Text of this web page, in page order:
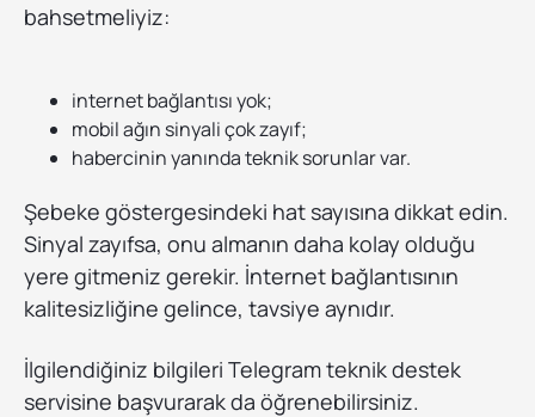
bahsetmeliyiz:
internet bağlantısı yok;
mobil ağın sinyali çok zayıf;
habercinin yanında teknik sorunlar var.
Şebeke göstergesindeki hat sayısına dikkat edin.
Sinyal zayıfsa, onu almanın daha kolay olduğu
yere gitmeniz gerekir. İnternet bağlantısının
kalitesizliğine gelince, tavsiye aynıdır.
İlgilendiğiniz bilgileri Telegram teknik destek
servisine başvurarak da öğrenebilirsiniz.